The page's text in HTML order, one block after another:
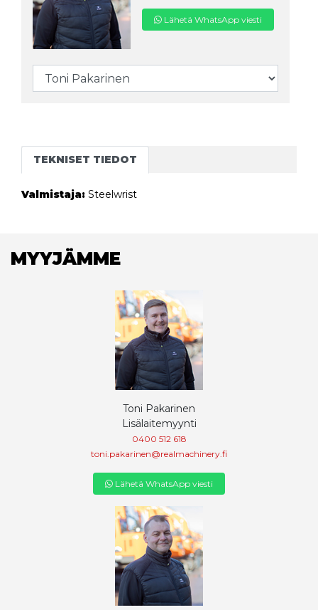
Lähetä WhatsApp viesti
TEKNISET TIEDOT
Valmistaja: Steelwrist
MYYJÄMME
Toni Pakarinen
Lisälaitemyynti
0400 512 618
toni.pakarinen@realmachinery.fi
Lähetä WhatsApp viesti